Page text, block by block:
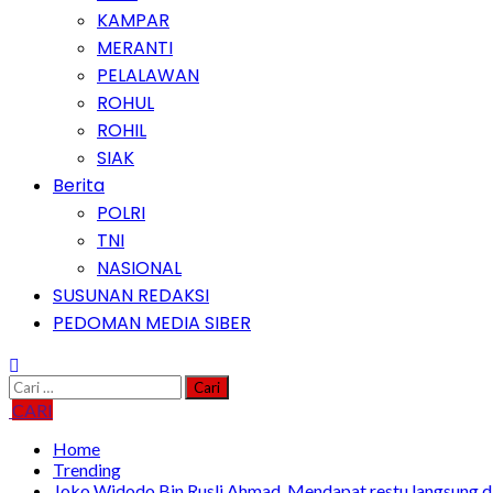
KAMPAR
MERANTI
PELALAWAN
ROHUL
ROHIL
SIAK
Berita
POLRI
TNI
NASIONAL
SUSUNAN REDAKSI
PEDOMAN MEDIA SIBER
Cari
untuk:
CARI
Home
Trending